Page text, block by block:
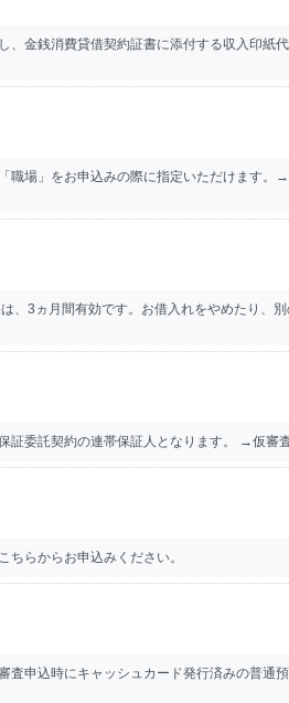
、金銭消費貸借契約証書に添付する収入印
場」をお申込みの際に指定いただけます。
、3ヵ月間有効です。お借入れをやめたり、
委託契約の連帯保証人となります。 →仮審
らからお申込みください。
申込時にキャッシュカード発行済みの普通